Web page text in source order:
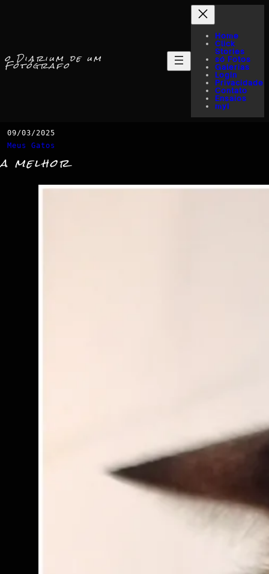
o Diarium de um
Fotógrafo
Home
Click
Stories
só Fotos
Galerias
Login
Privacidade
Contato
Ensaios
myI
09/03/2025
Meus Gatos
a melhor